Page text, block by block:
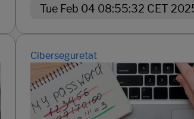
Tue Feb 04 08:55:32 CET
Ciberseguretat